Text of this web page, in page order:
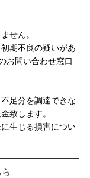
せん。
期不良の疑いがあ
お問い合わせ窓口
足分を調達できな
致します。
生じる損害につい